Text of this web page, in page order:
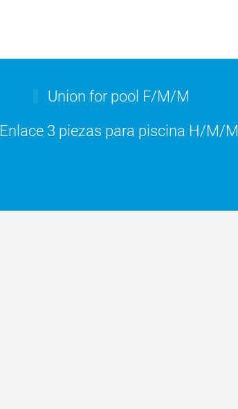
Union for pool F/M/M
Enlace 3 piezas para piscina H/M/M